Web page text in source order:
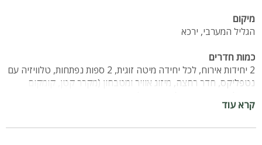
מיקום
הגליל המערבי, ירכא
כמות חדרים
2 יחידות אירוח, לכל יחידה מיטה זוגית, 2 ספות נפתחות, טלוויזיה עם
נטפליקס, חדר רחצה, מיזוג אוויר ומטבחון (מקרר קטן, קומקום
כל יחידה מתאימה לאירוח של זוג + 4 ילדים.
קרא עוד